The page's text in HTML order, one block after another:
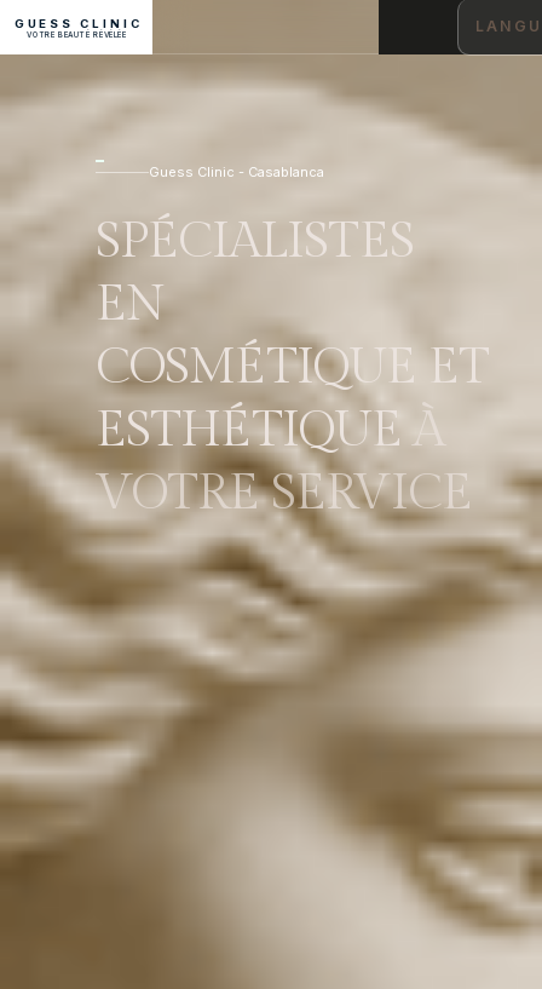
GUESS CLINIC
VOTRE BEAUTÉ RÉVÉLÉE
Guess Clinic - Casablanca
SPÉCIALISTES
EN
COSMÉTIQUE ET
ESTHÉTIQUEÀ
VOTRE SERVICE